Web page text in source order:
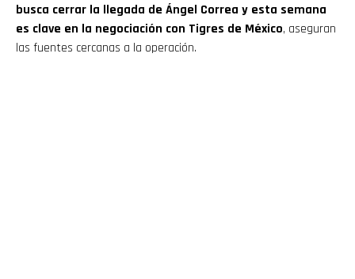
busca cerrar la llegada de Ángel Correa y esta semana
es clave en la negociación con Tigres de México, aseguran
las fuentes cercanas a la operación.